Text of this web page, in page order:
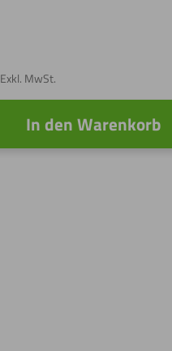
Exkl. MwSt.
In den Warenkorb